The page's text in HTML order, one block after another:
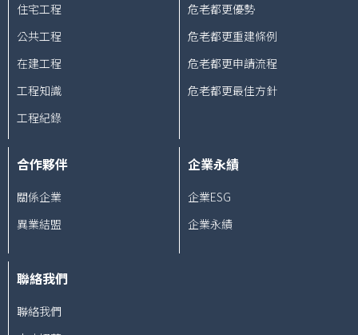
住宅工程
公共工程
在建工程
工程知識
工程紀錄
危老都更優勢
危老都更重建條例
危老都更申請流程
危老都更最佳方針
合作夥伴
關係企業
異業結盟
企業永績
企業ESG
企業永績
聯絡我們
聯絡我們